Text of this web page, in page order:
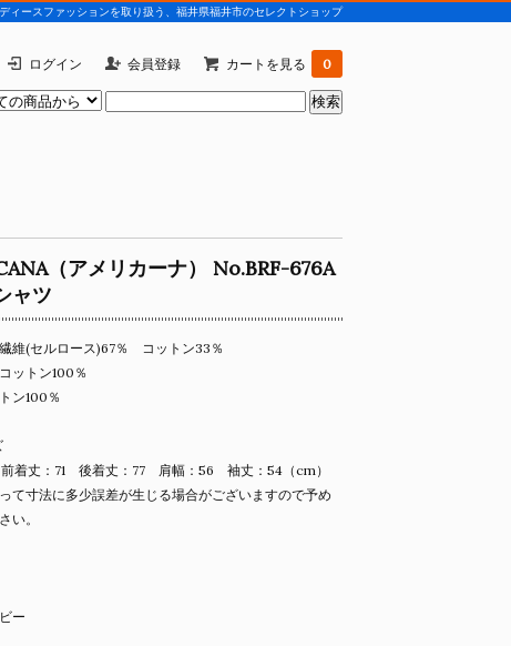
ースファッションを取り扱う、福井県福井市のセレクトショップ
ログイン 会員登録 カートを見る 0
（アメリカーナ） No.BRF-676A
ャツ
維(セルロース)67％ コットン33％
ットン100％
ン100％
着丈：71 後着丈：77 肩幅：56 袖丈：54（cm）
て寸法に多少誤差が生じる場合がございますので予め
い。
ー